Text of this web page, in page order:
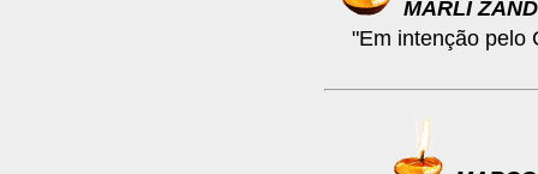
MARLI
"Em intenção pelo